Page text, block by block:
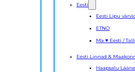
Eesti
Eesti Lipu
ETNO
Ma ♥ Eesti /
Eesti Linnad &
Haapsalu